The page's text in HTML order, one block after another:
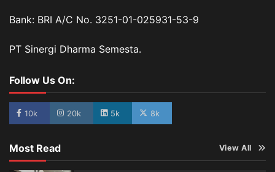
Bank: BRI A/C No. 3251-01-025931-53-9
PT Sinergi Dharma Semesta.
Follow Us On:
10k 20k 5k 8k
Most Read View All